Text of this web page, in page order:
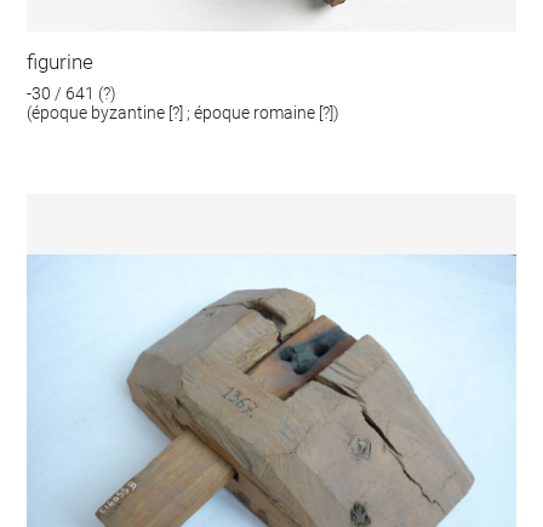
figurine
-30 / 641 (?)
(époque byzantine [?] ; époque romaine [?])